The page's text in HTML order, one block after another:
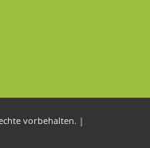
vorbehalten. |